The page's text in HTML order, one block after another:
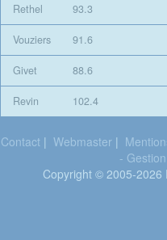
Rethel 93.3
Vouziers 91.6
Givet 88.6
Revin 102.4
Contact| Webmaster|
-
Copyright © 2005-2026